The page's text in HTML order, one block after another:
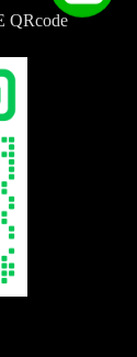
QRcode